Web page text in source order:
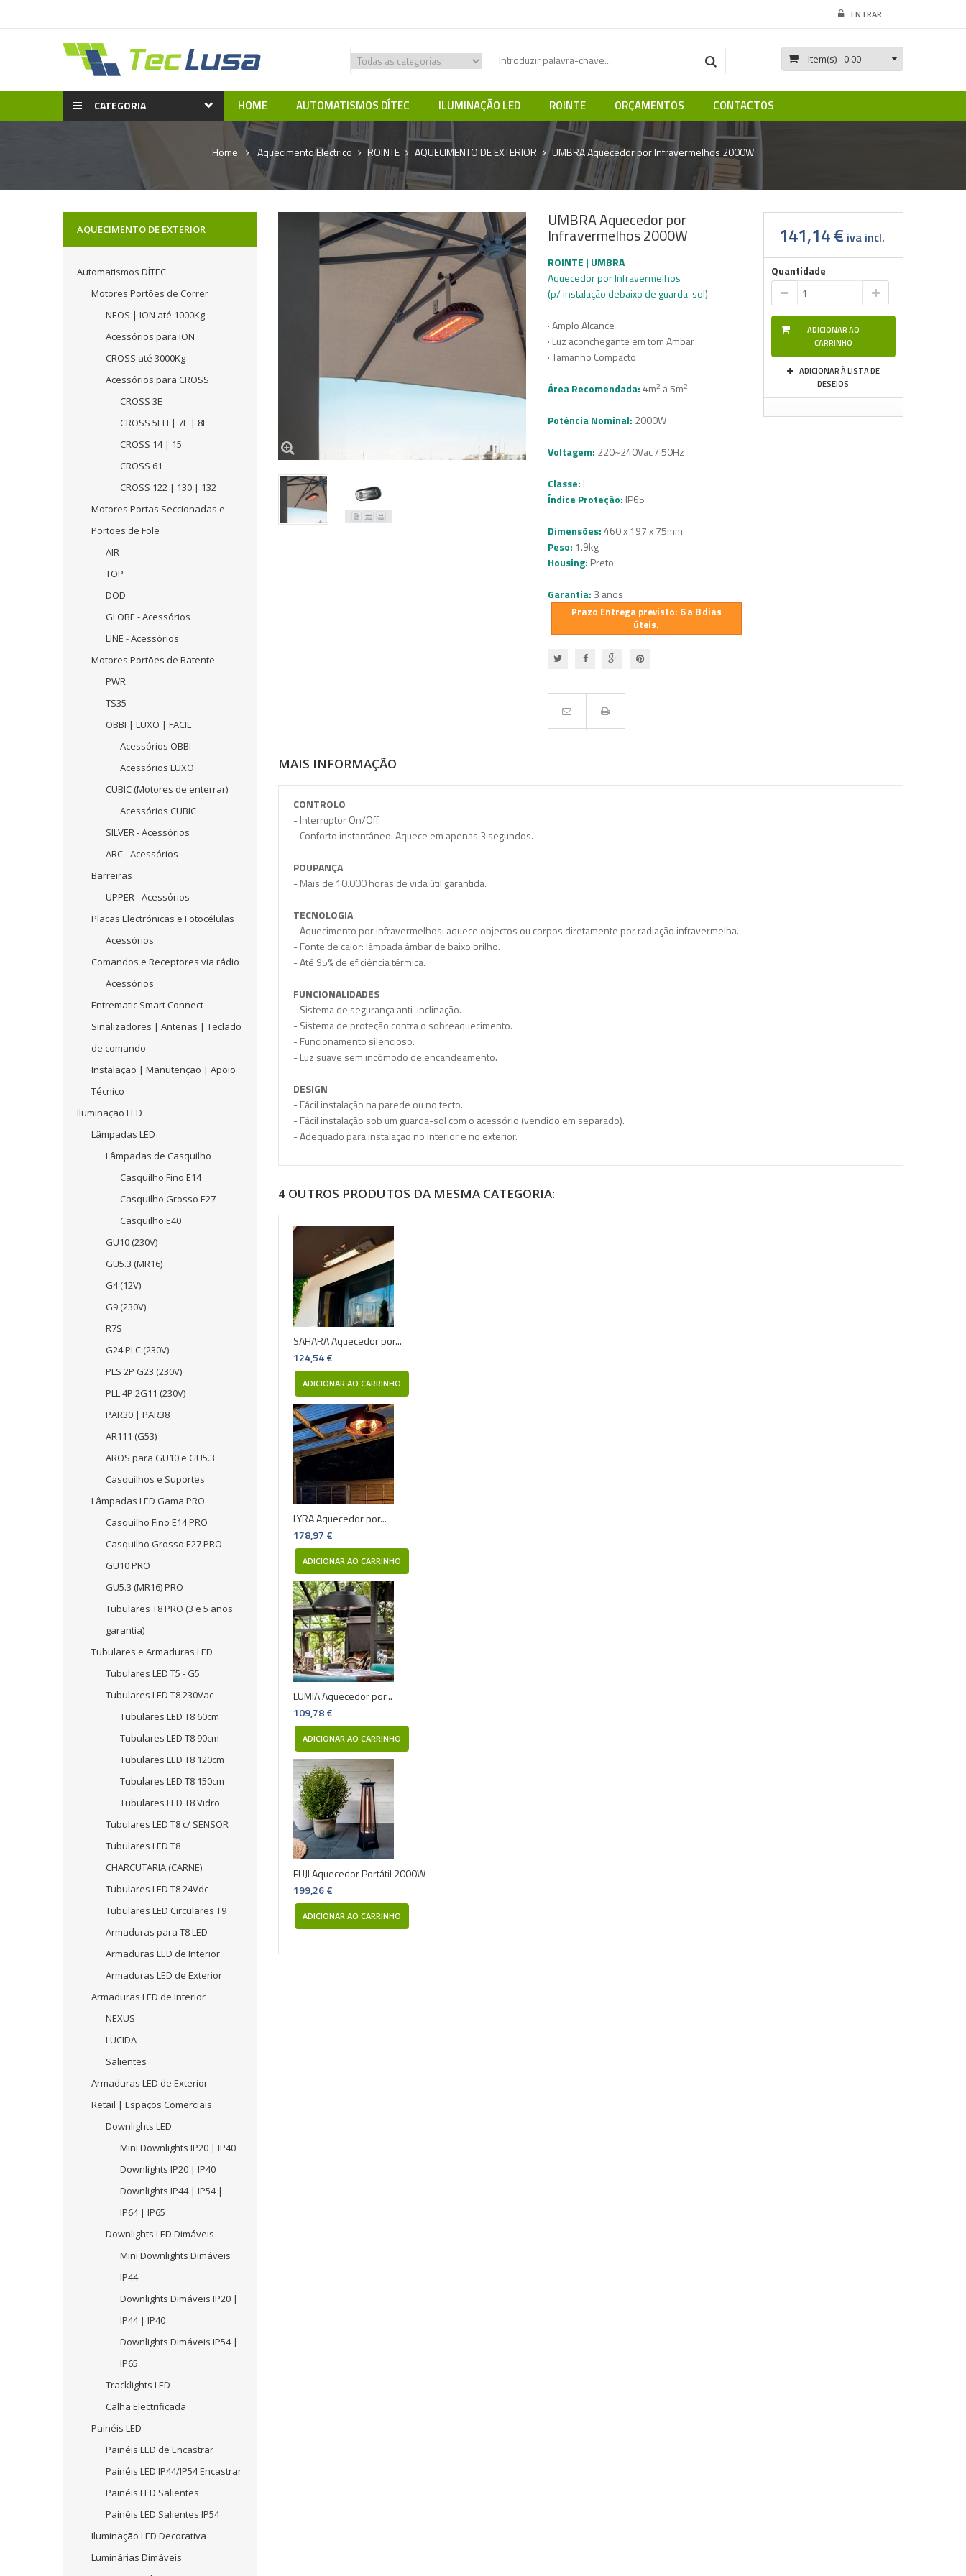
ENTRAR
Item(s)- 0.00
CATEGORIA HOME AUTOMATISMOS DÍTEC ILUMINAÇÃO LED ROINTE ORÇAMENTOS CONTACTOS
Home Aquecimento Electrico ROINTE AQUECIMENTO DE EXTERIOR UMBRA Aquecedor por Infravermelhos 2000W
AQUECIMENTO DE EXTERIOR
Automatismos DÍTEC
Motores Portões de Correr
NEOS | ION até 1000Kg
Acessórios para ION
CROSS até 3000Kg
Acessórios para CROSS
CROSS 3E
CROSS 5EH | 7E | 8E
CROSS 14 | 15
CROSS 61
CROSS 122 | 130 | 132
Motores Portas Seccionadas e
Portões de Fole
AIR
TOP
DOD
GLOBE - Acessórios
LINE - Acessórios
Motores Portões de Batente
PWR
TS35
OBBI | LUXO | FACIL
Acessórios OBBI
Acessórios LUXO
CUBIC (Motores de enterrar)
Acessórios CUBIC
SILVER - Acessórios
ARC - Acessórios
Barreiras
UPPER - Acessórios
Placas Electrónicas e Fotocélulas
Acessórios
Comandos e Receptores via rádio
Acessórios
Entrematic Smart Connect
Sinalizadores | Antenas | Teclado
de comando
Instalação | Manutenção | Apoio
Técnico
Iluminação LED
Lâmpadas LED
Lâmpadas de Casquilho
Casquilho Fino E14
Casquilho Grosso E27
Casquilho E40
GU10 (230V)
GU5.3 (MR16)
G4 (12V)
G9 (230V)
R7S
G24 PLC (230V)
PLS 2P G23 (230V)
PLL 4P 2G11 (230V)
PAR30 | PAR38
AR111 (G53)
AROS para GU10 e GU5.3
Casquilhos e Suportes
Lâmpadas LED Gama PRO
Casquilho Fino E14 PRO
Casquilho Grosso E27 PRO
GU10 PRO
GU5.3 (MR16) PRO
Tubulares T8 PRO (3 e 5 anos
garantia)
Tubulares e Armaduras LED
Tubulares LED T5 - G5
Tubulares LED T8 230Vac
Tubulares LED T8 60cm
Tubulares LED T8 90cm
Tubulares LED T8 120cm
Tubulares LED T8 150cm
Tubulares LED T8 Vidro
Tubulares LED T8 c/ SENSOR
Tubulares LED T8
CHARCUTARIA (CARNE)
Tubulares LED T8 24Vdc
Tubulares LED Circulares T9
Armaduras para T8 LED
Armaduras LED de Interior
Armaduras LED de Exterior
Armaduras LED de Interior
NEXUS
LUCIDA
Salientes
Armaduras LED de Exterior
Retail | Espaços Comerciais
Downlights LED
Mini Downlights IP20 | IP40
Downlights IP20 | IP40
Downlights IP44 | IP54 |
IP64 | IP65
Downlights LED Dimáveis
Mini Downlights Dimáveis
IP44
Downlights Dimáveis IP20 |
IP44 | IP40
Downlights Dimáveis IP54 |
IP65
Tracklights LED
Calha Electrificada
Painéis LED
Painéis LED de Encastrar
Painéis LED IP44/IP54 Encastrar
Painéis LED Salientes
Painéis LED Salientes IP54
Iluminação LED Decorativa
Luminárias Dimáveis
UMBRA Aquecedor por
Infravermelhos 2000W
ROINTE | UMBRA
Aquecedor por Infravermelhos
(p/ instalação debaixo de guarda-sol)
· Amplo Alcance
· Luz aconchegante em tom Ambar
· Tamanho Compacto
Área Recomendada:4m2 a 5m2
Potência Nominal: 2000W
Voltagem: 220~240Vac / 50Hz
Classe: I
Índice Proteção: IP65
Dimensões:460 x 197 x 75mm
Peso: 1.9kg
Housing: Preto
Garantia: 3 anos
Prazo Entrega previsto: 6 a 8 dias
úteis.
141,14 € iva incl.
Quantidade
ADICIONAR AO
CARRINHO
ADICIONAR À LISTA DE
DESEJOS
MAIS INFORMAÇÃO
CONTROLO
- Interruptor On/Off.
- Conforto instantâneo: Aquece em apenas 3 segundos.
POUPANÇA
- Mais de 10.000 horas de vida útil garantida.
TECNOLOGIA
- Aquecimento por infravermelhos: aquece objectos ou corpos diretamente por radiação infravermelha.
- Fonte de calor: lâmpada âmbar de baixo brilho.
- Até 95% de eficiência térmica.
FUNCIONALIDADES
- Sistema de segurança anti-inclinação.
- Sistema de proteção contra o sobreaquecimento.
- Funcionamento silencioso.
- Luz suave sem incómodo de encandeamento.
DESIGN
- Fácil instalação na parede ou no tecto.
- Fácil instalação sob um guarda-sol com o acessório (vendido em separado).
- Adequado para instalação no interior e no exterior.
4 OUTROS PRODUTOS DA MESMA CATEGORIA:
SAHARA Aquecedor por...
124,54 €
ADICIONAR AO CARRINHO
LYRA Aquecedor por...
178,97 €
ADICIONAR AO CARRINHO
LUMIA Aquecedor por...
109,78 €
ADICIONAR AO CARRINHO
FUJI Aquecedor Portátil 2000W
199,26 €
ADICIONAR AO CARRINHO